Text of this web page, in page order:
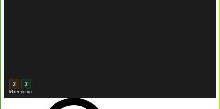
3 :
Матч-центр